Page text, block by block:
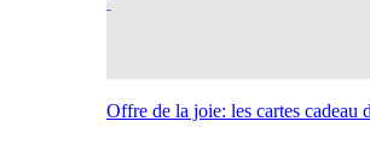
Offre de la joie: les cartes cadeau